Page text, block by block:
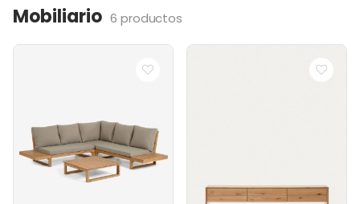
Mobiliario 6 productos